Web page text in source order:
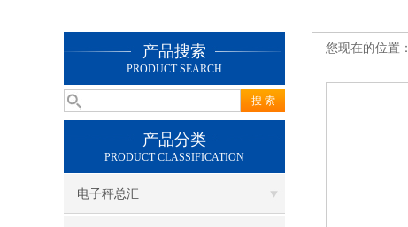
产品搜索
PRODUCT SEARCH
产品分类
PRODUCT CLASSIFICATION
电子秤总汇
您现在的位置：